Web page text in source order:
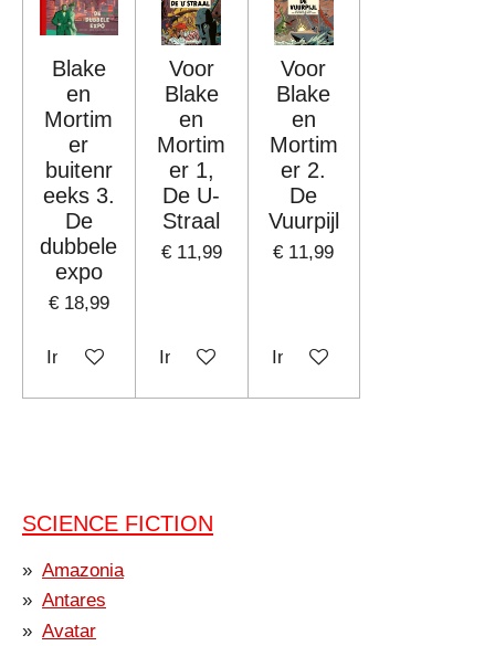
Blake
en
Mortim
er
buitenr
eeks 3.
De
dubbele
expo
€ 18,99
In winkelwagen
Voor
Blake
en
Mortim
er 1,
De U-
Straal
€ 11,99
In winkelwagen
Voor
Blake
en
Mortim
er 2.
De
Vuurpijl
€ 11,99
In winkelwagen
SCIENCE FICTION
Amazonia
Antares
Avatar